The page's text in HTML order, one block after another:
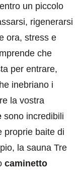
un piccolo
rigenerarsi
ora, stress e
che
per entrare,
inebriano i
la vostra
sono incredibili
proprie baite di
la sauna Tre
caminetto